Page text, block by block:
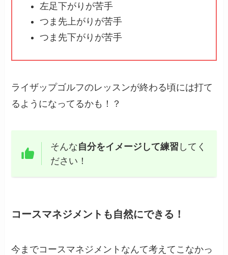
左足下がりが苦手
つま先上がりが苦手
つま先下がりが苦手
ライザップゴルフのレッスンが終わる頃には打て
るようになってるかも！？
そんな自分をイメージして練習 してく
ださい！
コースマネジメントも自然にできる！
今までコースマネジメントなんて考えてこなかっ